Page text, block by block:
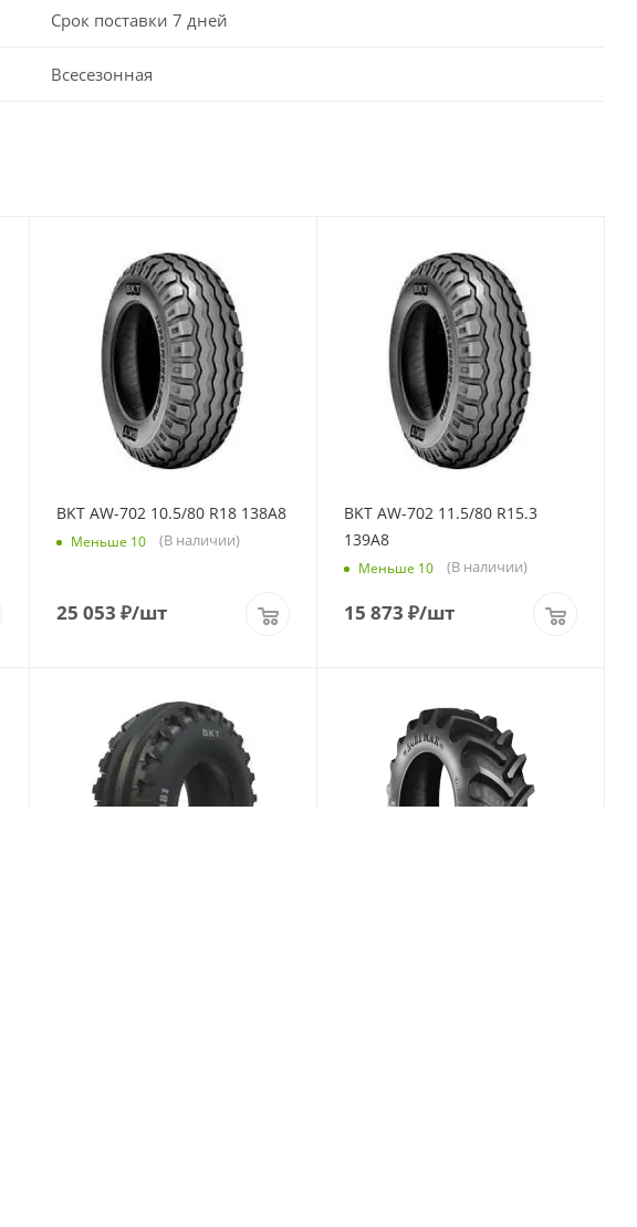
Срок поставки 7 дней
Всесезонная
BKT AW-702 10.5/80 R18 138A8
Меньше 10 (В наличии)
25 053 ₽/шт
BKT AW-702 11.5/80 R15.3
139A8
Меньше 10 (В наличии)
15 873 ₽/шт